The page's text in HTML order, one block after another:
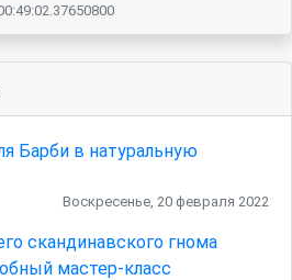
Барби в натуральную
Воскресенье, 20 февраля 2022
скандинавского гнома
мастер-класс